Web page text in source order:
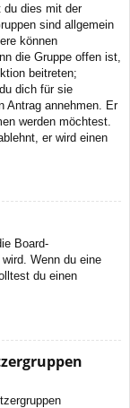
du dies mit der
sind allgemein
können
die Gruppe offen ist,
beitreten;
dich für sie
Antrag annehmen. Er
werden möchtest.
er wird einen
Board-
Wenn du eine
du einen